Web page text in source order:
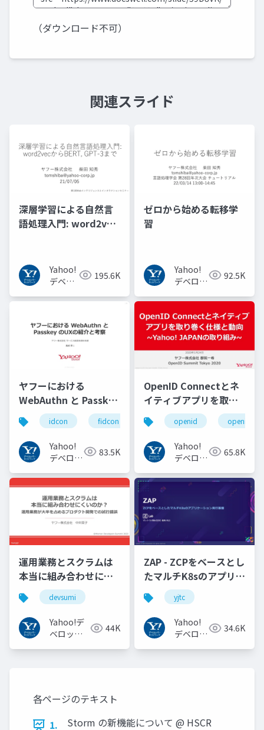
（ダウンロード不可）
関連スライド
深層学習による自然言
語処理入門: word2vec
Yahoo!
デベロ
ネット
195.6K
ゼロから始める転移学
習
Yahoo!
デベロッ
トワーク
92.5K
ヤフーにおける
WebAuthn と Passkey
の UX の紹介と考察
#idcon #fidcon
idcon fidcon
Yahoo!
デベロッ
トワーク
83.5K
OpenID Connectとネ
イティブアプリを取り
巻く仕様と動向 Yahoo!
JAPANの取り組み
#openid
#openid_tokyo
openid
Yahoo!
デベロッ
トワーク
65.8K
運用業務とスクラムは
本当に組み合わせにく
いのか︖運用業務が大
半を占めるプロダクト
開発での試行錯誤
devsumi
Yahoo!デ
ベロッパ
44K
ZAP - ZCPをベースとし
たマルチK8sのアプリケ
ーション実行基盤
#YJTC / YJTC21 B-3
yjtc
Yahoo!
デベロッ
34.6K
各ページのテキスト
1.
Storm の新機能について @ HSCR